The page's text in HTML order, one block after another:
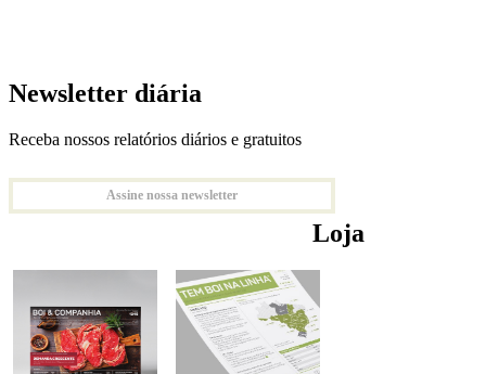
Newsletter diária
Receba nossos relatórios diários e gratuitos
Assine nossa newsletter
Loja